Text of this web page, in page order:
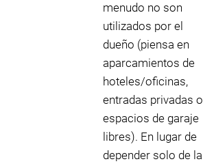
menudo no son
utilizados por el
dueño (piensa en
aparcamientos de
hoteles/oficinas,
entradas privadas o
espacios de garaje
libres). En lugar de
depender solo de la